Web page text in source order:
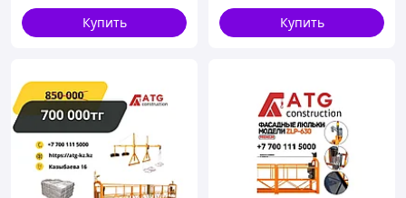
Купить Купить